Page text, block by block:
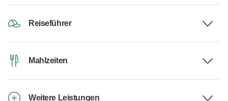
Reiseführer
Mahlzeiten
Weitere Leistungen